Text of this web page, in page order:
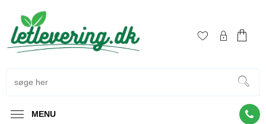
content
MENU